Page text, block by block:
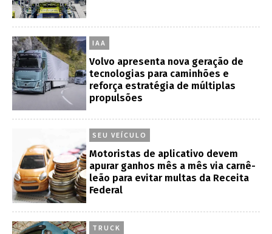
IAA
Volvo apresenta nova geração de
tecnologias para caminhões e
reforça estratégia de múltiplas
propulsões
SEU VEÍCULO
Motoristas de aplicativo devem
apurar ganhos mês a mês via carnê-
leão para evitar multas da Receita
Federal
TRUCK